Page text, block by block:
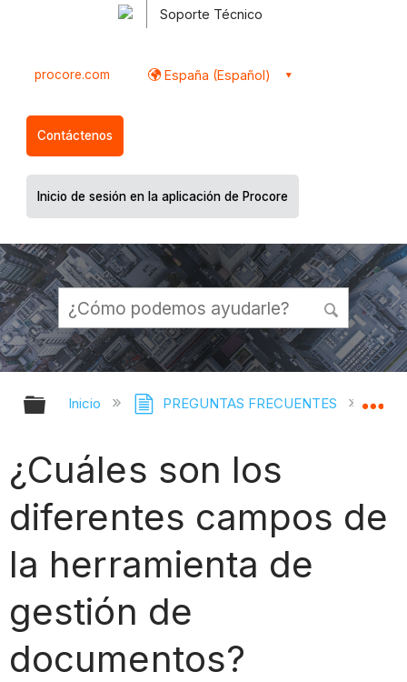
Soporte Técnico
procore.com España (Español)
Contáctenos
Inicio de sesión en la aplicación de Procore
Expandir/contraer jerarquía global
Inicio PREGUNTAS FRECUENTES
¿Cuáles son los
diferentes campos de
la herramienta de
gestión de
documentos?